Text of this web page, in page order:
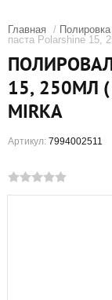
Главная / Полировка
паста Polarshine 15,
15, 250МЛ
MIRKA
Артикул: 7994002511